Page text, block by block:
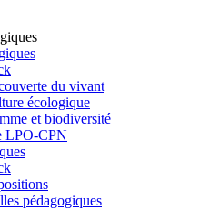
du vivant
écologique
et biodiversité
LPO-CPN
pédagogiques